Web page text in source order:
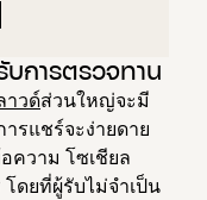
การตรวจทาน
าวด์ส่วนใหญ่จะมี
รแชร์จะง่ายดาย
ความ โซเชียล
ดยที่ผู้รับไม่จำเป็น